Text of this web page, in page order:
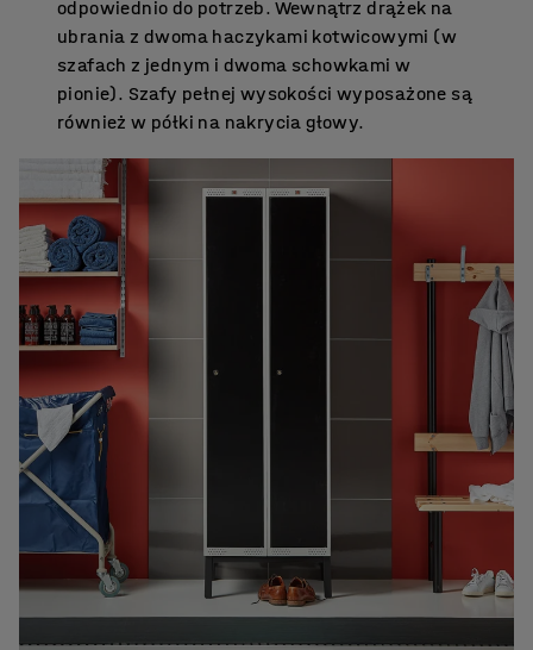
odpowiednio do potrzeb. Wewnątrz drążek na
ubrania z dwoma haczykami kotwicowymi (w
szafach z jednym i dwoma schowkami w
pionie). Szafy pełnej wysokości wyposażone są
również w półki na nakrycia głowy.